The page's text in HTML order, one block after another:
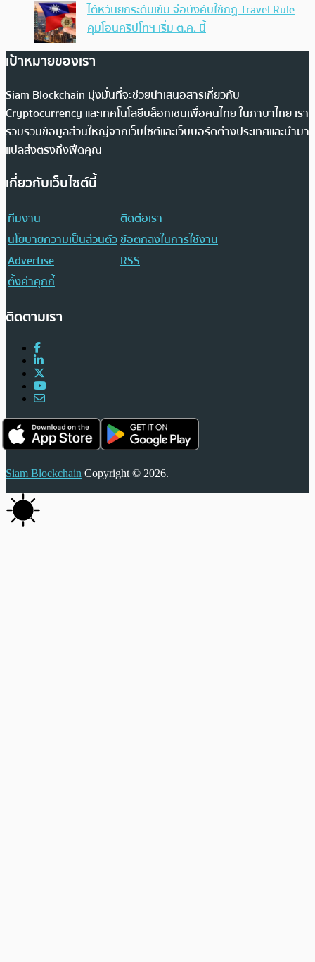
ไต้หวันยกระดับเข้ม จ่อบังคับใช้กฏ Travel Rule
คุมโอนคริปโทฯ เริ่ม ต.ค. นี้
เป้าหมายของเรา
Siam Blockchain มุ่งมั่นที่จะช่วยนำเสนอสารเกี่ยวกับ
Cryptocurrency และเทคโนโลยีบล็อกเชนเพื่อคนไทย ในภาษาไทย เรา
รวบรวมข้อมูลส่วนใหญ่จากเว็บไซต์และเว็บบอร์ดต่างประเทศและนำมา
แปลส่งตรงถึงฟีดคุณ
เกี่ยวกับเว็บไซต์นี้
ทีมงาน
ติดต่อเรา
นโยบายความเป็นส่วนตัวข้อตกลงในการใช้งาน
Advertise
RSS
ตั้งค่าคุกกี้
ติดตามเรา
Siam Blockchain Copyright © 2026.